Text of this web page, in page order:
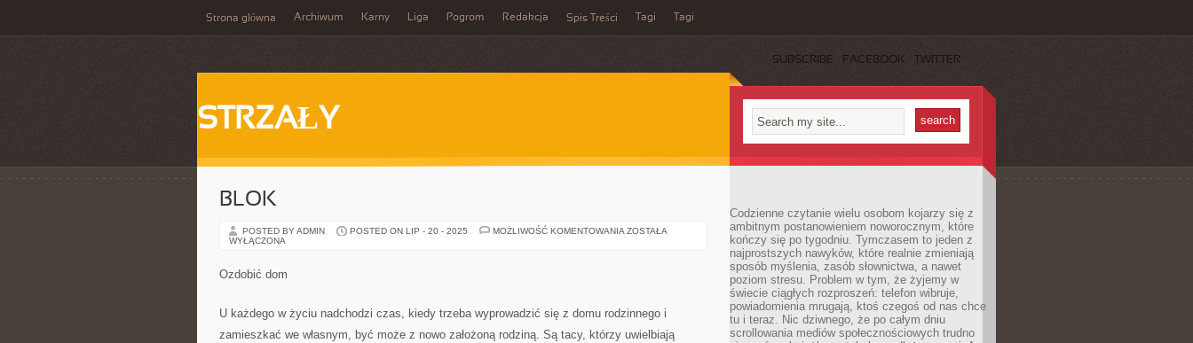
Strona główna Archiwum Karny Liga Pogrom Redakcja Spis Treści Tagi Tagi
SUBSCRIBE FACEBOOK TWITTER
STRZAŁY
BLOK
POSTED BY ADMIN POSTED ON LIP - 20 - 2025 MOŻLIWOŚĆ KOMENTOWANIA BLOK
ZOSTAŁA
WYŁĄCZONA
Ozdobić dom
U każdego w życiu nadchodzi czas, kiedy trzeba wyprowadzić się z domu rodzinnego i
zamieszkać we własnym, być może z nowo założoną rodziną. Są tacy, którzy uwielbiają
Codzienne czytanie wielu osobom kojarzy się z
ambitnym postanowieniem noworocznym, które
kończy się po tygodniu. Tymczasem to jeden z
najprostszych nawyków, które realnie zmieniają
sposób myślenia, zasób słownictwa, a nawet
poziom stresu. Problem w tym, że żyjemy w
świecie ciągłych rozproszeń: telefon wibruje,
powiadomienia mrugają, ktoś czegoś od nas chce
tu i teraz. Nic dziwnego, że po całym dniu
scrollowania mediów społecznościowych trudno